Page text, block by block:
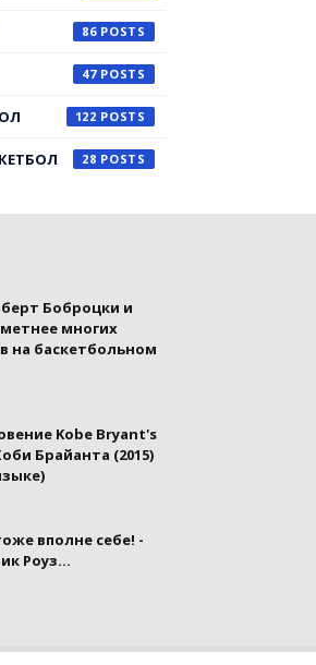
86
47
122
28
Боброцки и
многих
на баскетбольном
Kobe Bryant's
Брайанта (2015)
вполне себе! -
Роуз...